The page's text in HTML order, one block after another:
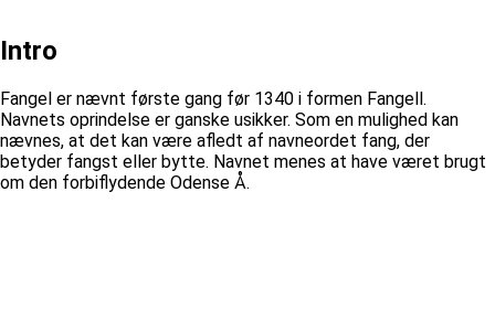
Intro
Fangel er nævnt første gang før 1340 i formen Fangell.
Navnets oprindelse er ganske usikker. Som en mulighed kan
nævnes, at det kan være afledt af navneordet fang, der
betyder fangst eller bytte. Navnet menes at have været brugt
om den forbiflydende Odense Å.